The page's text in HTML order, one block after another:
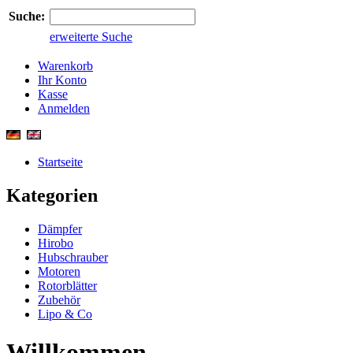
Suche:
erweiterte Suche
Warenkorb
Ihr Konto
Kasse
Anmelden
Startseite
Kategorien
Dämpfer
Hirobo
Hubschrauber
Motoren
Rotorblätter
Zubehör
Lipo & Co